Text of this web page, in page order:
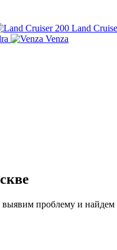
Land
Venza
проблему и